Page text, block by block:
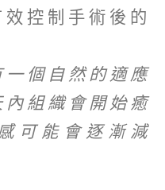
控制手術後的
一個自然的適應
組織會開始癒
可能會逐漸減